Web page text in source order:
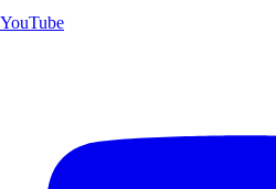
YouTube